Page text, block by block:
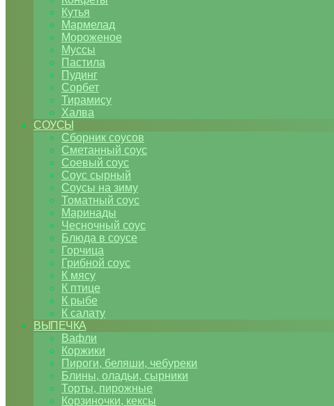
Кутья
Мармелад
Мороженое
Муссы
Пастила
Пудинг
Сорбет
Тирамису
Халва
СОУСЫ
Сборник соусов
Сметанный соус
Соевый соус
Соус сырный
Соусы на зиму
Томатный соус
Маринады
Чесночный соус
Блюда в соусе
Горчица
Грибной соус
К мясу
К птице
К рыбе
К салату
ВЫПЕЧКА
Вафли
Коржики
Пироги, беляши, чебуреки
Блины, оладьи, сырники
Торты, пирожные
Корзиночки, кексы